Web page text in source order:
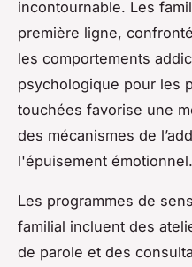
incontournable. Les
première ligne,
les comportements
psychologique pour les
touchées favorise une
des mécanismes de
l'épuisement émotionnel.
Les programmes de
familial incluent des
de parole et des